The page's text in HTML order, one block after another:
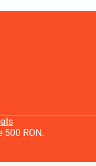
500 RON.